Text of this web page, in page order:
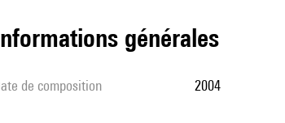
informations générales
date de composition 2004